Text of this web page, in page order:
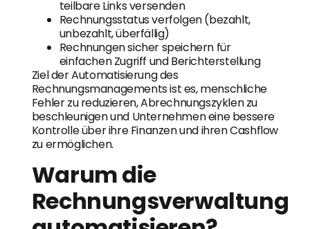
teilbare Links versenden
Rechnungsstatus verfolgen (bezahlt,
unbezahlt, überfällig)
Rechnungen sicher speichern für
einfachen Zugriff und Berichterstellung
Ziel der Automatisierung des
Rechnungsmanagements ist es, menschliche
Fehler zu reduzieren, Abrechnungszyklen zu
beschleunigen und Unternehmen eine bessere
Kontrolle über ihre Finanzen und ihren Cashflow
zu ermöglichen.
Warum die
Rechnungsverwaltung